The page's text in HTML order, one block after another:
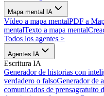
Mapa mental IA
Vídeo a mapa mentalPDF a
mentalTexto a mapa mental
Todos los agentes >
Agentes IA
Escritura IA
Generador de historias con
verdadero o falsoGenerador de
comunicados de prensagratuito